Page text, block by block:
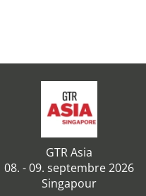
GTR Asia
08. - 09. septembre 2026
Singapour